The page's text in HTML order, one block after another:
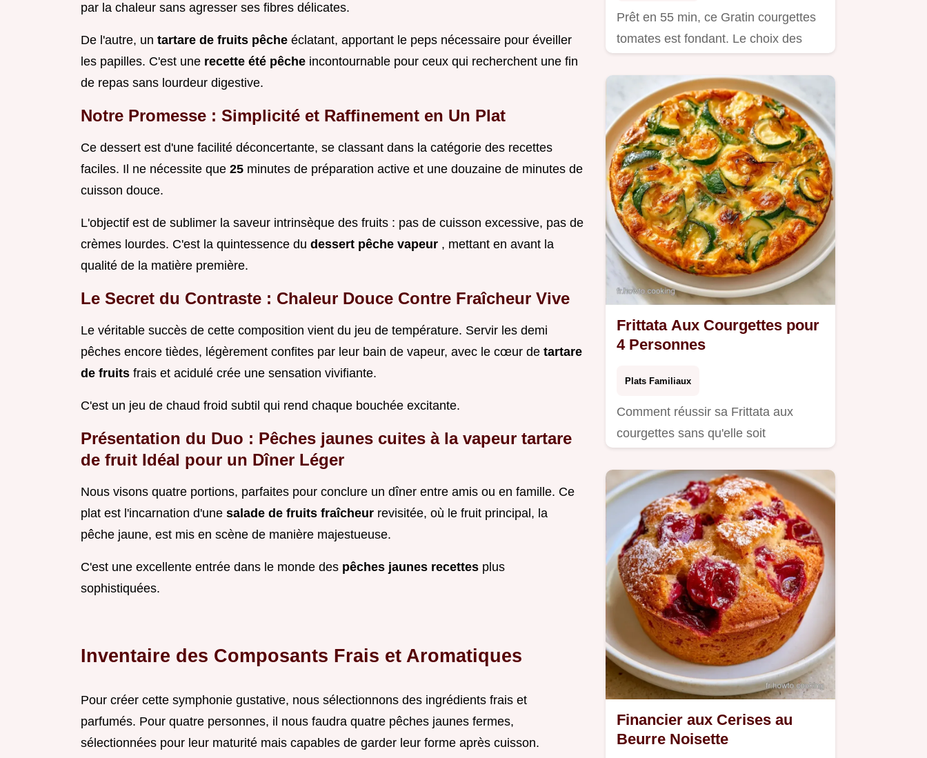
par la chaleur sans agresser ses fibres délicates.
De l'autre, un tartare de fruits pêche éclatant, apportant le peps nécessaire pour éveiller
les papilles. C'est une recette été pêche incontournable pour ceux qui recherchent une fin
de repas sans lourdeur digestive.
Notre Promesse : Simplicité et Raffinement en Un Plat
Ce dessert est d'une facilité déconcertante, se classant dans la catégorie des recettes
faciles. Il ne nécessite que 25 minutes de préparation active et une douzaine de minutes de
cuisson douce.
L'objectif est de sublimer la saveur intrinsèque des fruits : pas de cuisson excessive, pas de
crèmes lourdes. C'est la quintessence du dessert pêche vapeur , mettant en avant la
qualité de la matière première.
Le Secret du Contraste : Chaleur Douce Contre Fraîcheur Vive
Le véritable succès de cette composition vient du jeu de température. Servir les demi
pêches encore tièdes, légèrement confites par leur bain de vapeur, avec le cœur de tartare
de fruits frais et acidulé crée une sensation vivifiante.
C'est un jeu de chaud froid subtil qui rend chaque bouchée excitante.
Présentation du Duo : Pêches jaunes cuites à la vapeur tartare
de fruit Idéal pour un Dîner Léger
Nous visons quatre portions, parfaites pour conclure un dîner entre amis ou en famille. Ce
plat est l'incarnation d'une salade de fruits fraîcheur revisitée, où le fruit principal, la
pêche jaune, est mis en scène de manière majestueuse.
C'est une excellente entrée dans le monde des pêches jaunes recettes plus
sophistiquées.
Inventaire des Composants Frais et Aromatiques
Pour créer cette symphonie gustative, nous sélectionnons des ingrédients frais et
parfumés. Pour quatre personnes, il nous faudra quatre pêches jaunes fermes,
sélectionnées pour leur maturité mais capables de garder leur forme après cuisson.
Prêt en 55 min, ce Gratin courgettes
tomates est fondant. Le choix des
Frittata Aux Courgettes pour
4 Personnes
Plats Familiaux
Comment réussir sa Frittata aux
courgettes sans qu'elle soit
Financier aux Cerises au
Beurre Noisette